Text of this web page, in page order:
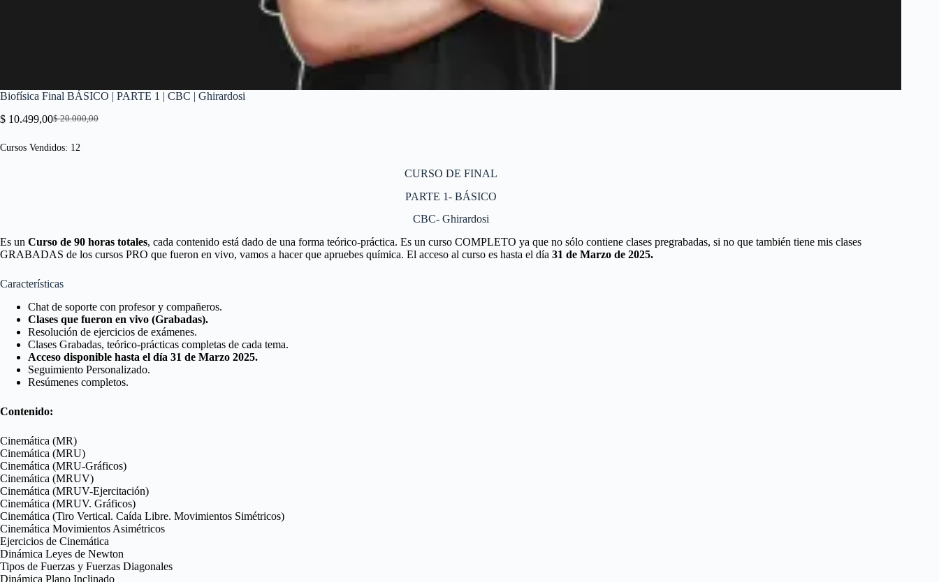
Biofísica Final BÁSICO | PARTE 1 | CBC | Ghirardosi
$20.000,00
El
original
$ 10.499,00El
actual
Cursos Vendidos: 12
CURSO DE FINAL
PARTE 1- BÁSICO
CBC- Ghirardosi
Es un Curso de 90 horas totales, cada contenido está dado de una forma teórico-práctica. Es un curso COMPLETO ya que no sólo contiene clases pregrabadas, si no que también tiene mis clases
GRABADAS de los cursos PRO que fueron en vivo, vamos a hacer que apruebes química. El acceso al curso es hasta el día 31 de Marzo de 2025.
Características
Chat de soporte con profesor y compañeros.
Clases que fueron en vivo (Grabadas).
Resolución de ejercicios de exámenes.
Clases Grabadas, teórico-prácticas completas de cada tema.
Acceso disponible hasta el día 31 de Marzo 2025.
Seguimiento Personalizado.
Resúmenes completos.
Contenido:
Cinemática (MR)
Cinemática (MRU)
Cinemática (MRU-Gráficos)
Cinemática (MRUV)
Cinemática (MRUV-Ejercitación)
Cinemática (MRUV. Gráficos)
Cinemática (Tiro Vertical. Caída Libre. Movimientos Simétricos)
Cinemática Movimientos Asimétricos
Ejercicios de Cinemática
Dinámica Leyes de Newton
Tipos de Fuerzas y Fuerzas Diagonales
Dinámica Plano Inclinado